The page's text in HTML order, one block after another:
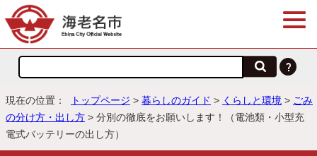
現在の位置： トップページ > 暮らしのガイド > くらしと環境 > ごみ
の分け方・出し方 > 分別の徹底をお願いします！（電池類・小型充
電式バッテリーの出し方）